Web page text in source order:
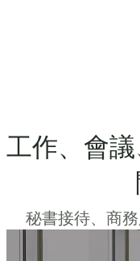
工作、會
秘書接待、商